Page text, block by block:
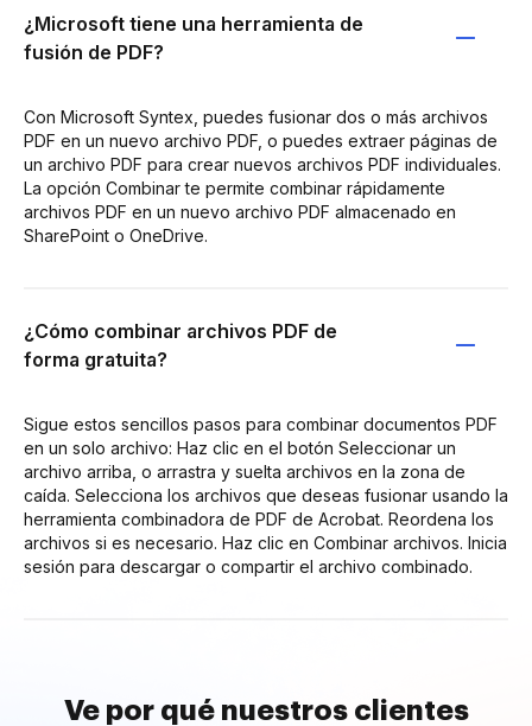
¿Microsoft tiene una herramienta de
fusión de PDF?
Con Microsoft Syntex, puedes fusionar dos o más archivos
PDF en un nuevo archivo PDF, o puedes extraer páginas de
un archivo PDF para crear nuevos archivos PDF individuales.
La opción Combinar te permite combinar rápidamente
archivos PDF en un nuevo archivo PDF almacenado en
SharePoint o OneDrive.
¿Cómo combinar archivos PDF de
forma gratuita?
Sigue estos sencillos pasos para combinar documentos PDF
en un solo archivo: Haz clic en el botón Seleccionar un
archivo arriba, o arrastra y suelta archivos en la zona de
caída. Selecciona los archivos que deseas fusionar usando la
herramienta combinadora de PDF de Acrobat. Reordena los
archivos si es necesario. Haz clic en Combinar archivos. Inicia
sesión para descargar o compartir el archivo combinado.
Ve por qué nuestros clientes